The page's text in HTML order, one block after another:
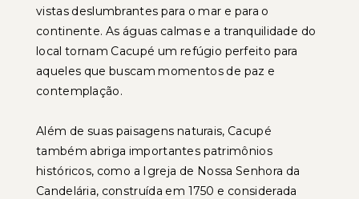
vistas deslumbrantes para o mar e para o
continente. As águas calmas e a tranquilidade do
local tornam Cacupé um refúgio perfeito para
aqueles que buscam momentos de paz e
contemplação.
Além de suas paisagens naturais, Cacupé
também abriga importantes patrimônios
históricos, como a Igreja de Nossa Senhora da
Candelária, construída em 1750 e considerada